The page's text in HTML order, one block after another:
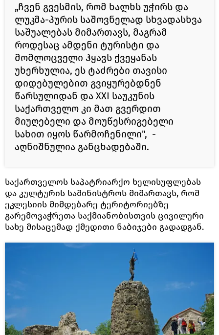
„ჩვენ გვესმის, რომ ხალხს უჭირს და
ლუკმა-პურის საშოვნელად სხვადასხვა
საშუალებას მიმართავს, მაგრამ
როდესაც ამდენი ტურისტი და
მომლოცველი ჰყავს ქვეყანას
უხერხულია, ეს ტაძრები თავისი
დიდებულებით გვიყურებდნენ
წარსულიდან და XXI საუკუნის
საქართველო კი მათ გვერდით
მიუღებელი და მოუწესრიგებელი
სახით იყოს წარმოჩენილი", -
აღნიშნულია განცხადებაში.
საქართველოს საპატრიარქო ხელისუფლებას
და კულტურის სამინისტროს მიმართავს, რომ
ეკლესიის მიმდებარე ტერიტორიებზე
გარემოვაჭრეთა საქმიანობისთვის ცივილური
სახე მისაცემად ქმედითი ნაბიჯები გადადგან.